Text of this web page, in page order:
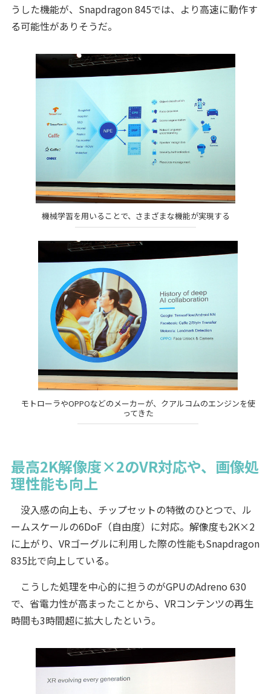
うした機能が、Snapdragon 845では、より高速に動作す
る可能性がありそうだ。
機械学習を用いることで、さまざまな機能が実現する
モトローラやOPPOなどのメーカーが、クアルコムのエンジンを使
ってきた
最高2K解像度×2のVR対応や、画像処
理性能も向上
没入感の向上も、チップセットの特徴のひとつで、ル
ームスケールの6DoF（自由度）に対応。解像度も2K×2
に上がり、VRゴーグルに利用した際の性能もSnapdragon
835比で向上している。
こうした処理を中心的に担うのがGPUのAdreno 630
で、省電力性が高まったことから、VRコンテンツの再生
時間も3時間超に拡大したという。